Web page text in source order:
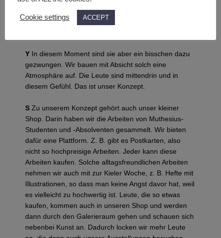
der sonst nur Illustration anschaut, gar keine Keramik
ansehen und vielleicht mag jemand, der sonst nur
Y In diesem Moment sind sie aber ein bisschen dazu
gezwungen. Wir bauen mit Absicht solch eine
Atmosphäre auf. Die Leute sind mittendrin und in
diesem Gefühl. Das ist unser Konzept.
S Zu unserem Konzept gehört auch unser kleiner
Shop. Darin haben wir die Arbeiten von Muthesius-
Studenten und -Absolventen gesammelt. Wir bieten
dafür eine Plattform. Z. B. gibt es Postkarten, also
nicht so hochpreisige Arbeiten. Jeder kann diese
Arbeiten kaufen. Solche alltagsfreundlichen Arbeiten
nehmen wir auch mit zur Kieler Woche, z. B. Hefte mit
Illustrationen, so dass man keine Angst davor hat, weil
es vielleicht zu hochwertig ist. Leute, die so etwas
kaufen, kommen auch in unseren Shop und werden
dann durch den Galerieraum gehen und schauen sich
nebenbei Kunst an. Dadurch locken wir mehr Leute
Cookie settings ACCEPT